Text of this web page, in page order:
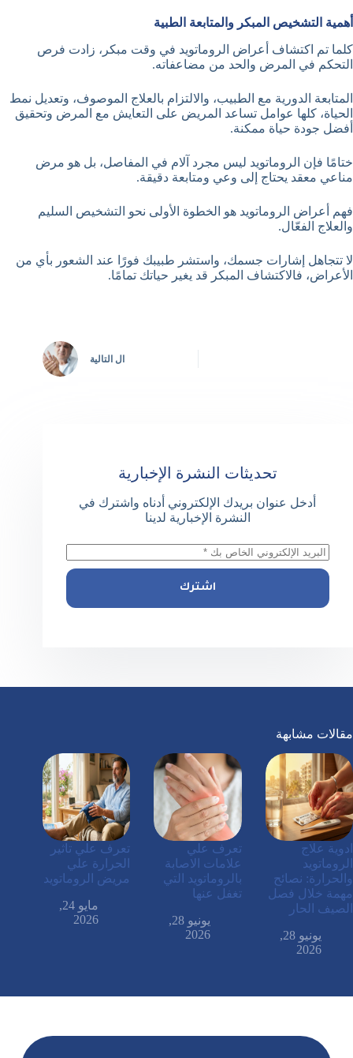
أهمية التشخيص المبكر والمتابعة الطبية
كلما تم اكتشاف أعراض الروماتويد في وقت مبكر، زادت فرص
التحكم في المرض والحد من مضاعفاته.
المتابعة الدورية مع الطبيب، والالتزام بالعلاج الموصوف، وتعديل نمط
الحياة، كلها عوامل تساعد المريض على التعايش مع المرض وتحقيق
أفضل جودة حياة ممكنة.
ختامًا فإن الروماتويد ليس مجرد آلام في المفاصل، بل هو مرض
مناعي معقد يحتاج إلى وعي ومتابعة دقيقة.
فهم أعراض الروماتويد هو الخطوة الأولى نحو التشخيص السليم
والعلاج الفعّال.
لا تتجاهل إشارات جسمك، واستشر طبيبك فورًا عند الشعور بأي من
الأعراض، فالاكتشاف المبكر قد يغير حياتك تمامًا.
ال التالية
تحديثات النشرة الإخبارية
أدخل عنوان بريدك الإلكتروني أدناه واشترك في
النشرة الإخبارية لدينا
اشترك
مقالات مشابهة
ادوية علاج
الروماتويد
والحرارة: نصائح
مهمة خلال فصل
الصيف الحار
يونيو 28,
2026
تعرف علي
علامات الاصابة
بالروماتويد التي
تغفل عنها
يونيو 28,
2026
تعرف علي تاثير
الحرارة علي
مريض الروماتويد
مايو 24,
2026